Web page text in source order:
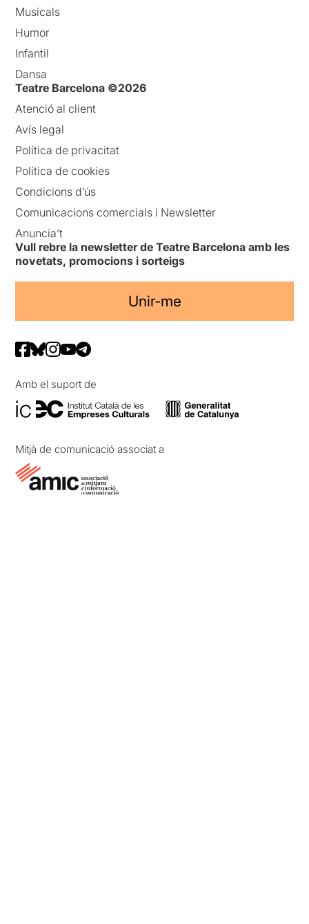
Musicals
Humor
Infantil
Dansa
Teatre Barcelona ©2026
Atenció al client
Avís legal
Política de privacitat
Política de cookies
Condicions d’ús
Comunicacions comercials i Newsletter
Anuncia’t
Vull rebre la newsletter de Teatre Barcelona amb les
novetats, promocions i sorteigs
Unir-me
Amb el suport de
Mitjà de comunicació associat a